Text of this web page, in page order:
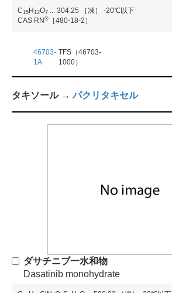
C15 H 12O7 ... 304.25
［凍］ -20℃以下
CAS RN ® ［480-18-2］
46703-
1A
TFS（46703-
1000）
タキソール →パクリタキセル
ダサチニブ一水和物
Dasatinib monohydrate